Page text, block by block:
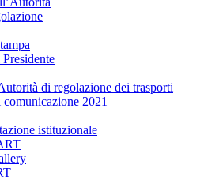
di regolazione dei trasporti
2021
istituzionale